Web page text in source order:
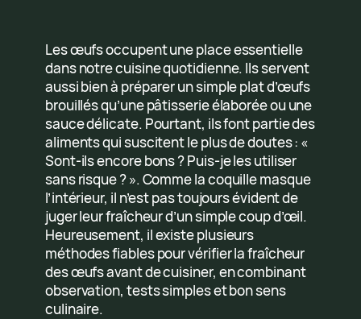
Les œufs occupent une place essentielle
dans notre cuisine quotidienne. Ils servent
aussi bien à préparer un simple plat d’œufs
brouillés qu’une pâtisserie élaborée ou une
sauce délicate. Pourtant, ils font partie des
aliments qui suscitent le plus de doutes : «
Sont-ils encore bons ? Puis-je les utiliser
sans risque ? ». Comme la coquille masque
l’intérieur, il n’est pas toujours évident de
juger leur fraîcheur d’un simple coup d’œil.
Heureusement, il existe plusieurs
méthodes fiables pour vérifier la fraîcheur
des œufs avant de cuisiner, en combinant
observation, tests simples et bon sens
culinaire.